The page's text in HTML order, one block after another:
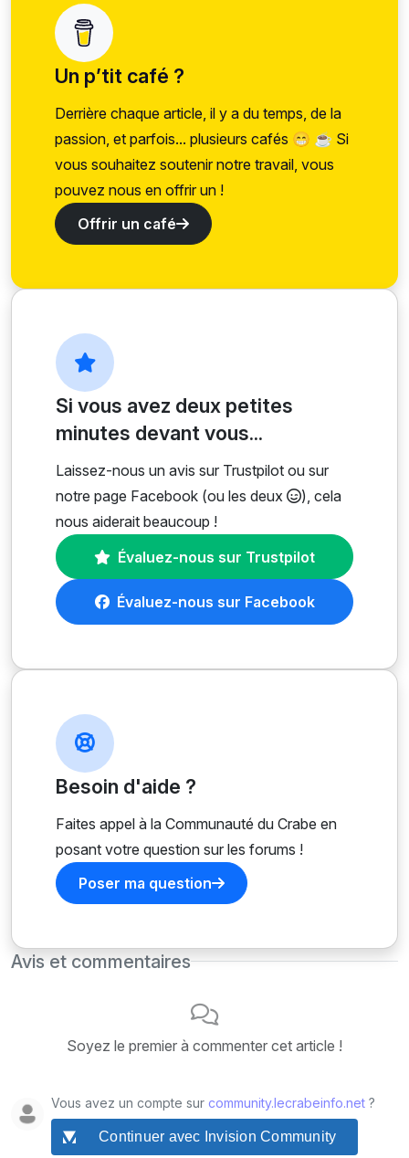
Un p’tit café ?
Derrière chaque article, il y a du temps, de la
passion, et parfois... plusieurs cafés 😁 ☕ Si
vous souhaitez soutenir notre travail, vous
pouvez nous en offrir un !
Offrir un café
Si vous avez deux petites
minutes devant vous...
Laissez-nous un avis sur Trustpilot ou sur
notre page Facebook (ou les deux
), cela
nous aiderait beaucoup !
Évaluez-nous sur Trustpilot
Évaluez-nous sur Facebook
Besoin d'aide ?
Faites appel à la Communauté du Crabe en
posant votre question sur les forums !
Poser ma question
Avis et commentaires
Soyez le premier à commenter cet article !
Vous avez un compte sur community.lecrabeinfo.net ?
Continuer avec Invision Community